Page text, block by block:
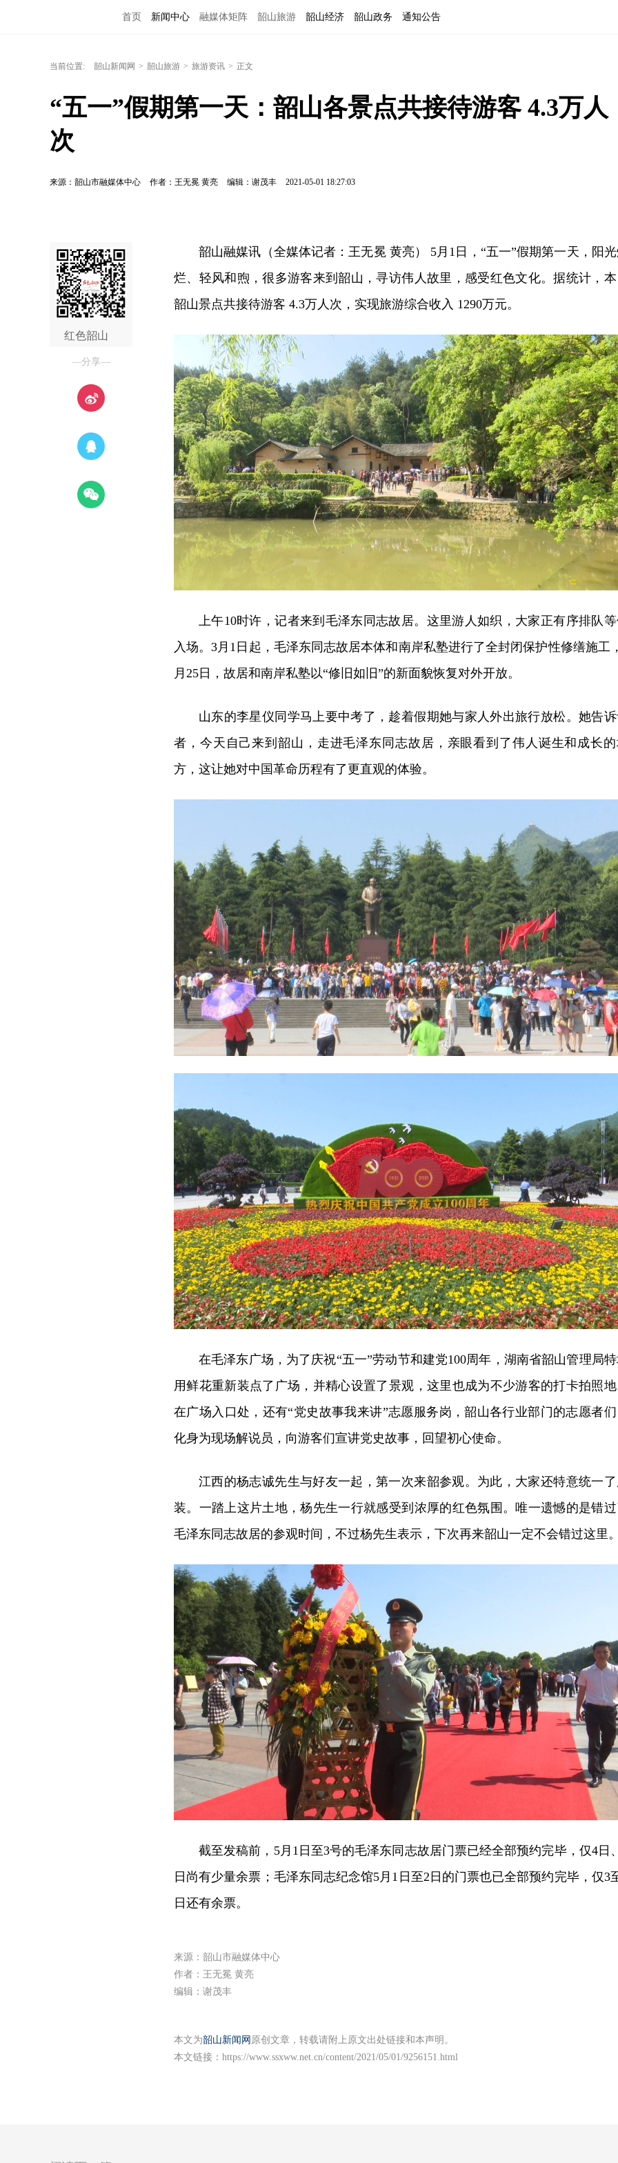
首页 新闻中心 融媒体矩阵 韶山旅游 韶山经济 韶山政务 通知公告
当前位置: 韶山新闻网 > 韶山旅游 > 旅游资讯 > 正文
“五一”假期第一天：韶山各景点共接待游客 4.3万人
次
来源：韶山市融媒体中心 作者：王无冕 黄亮 编辑：谢茂丰 2021-05-01 18:27:03
红色韶山
—分享—
韶山融媒讯（全媒体记者：王无冕 黄亮） 5月1日，“五一”假期第一天，阳
烂、轻风和煦，很多游客来到韶山，寻访伟人故里，感受红色文化。据统计，
韶山景点共接待游客 4.3万人次，实现旅游综合收入 1290万元。
上午10时许，记者来到毛泽东同志故居。这里游人如织，大家正有序排队
入场。3月1日起，毛泽东同志故居本体和南岸私塾进行了全封闭保护性修缮施工
月25日，故居和南岸私塾以“修旧如旧”的新面貌恢复对外开放。
山东的李星仪同学马上要中考了，趁着假期她与家人外出旅行放松。她告
者，今天自己来到韶山，走进毛泽东同志故居，亲眼看到了伟人诞生和成长
方，这让她对中国革命历程有了更直观的体验。
在毛泽东广场，为了庆祝“五一”劳动节和建党100周年，湖南省韶山管理局
用鲜花重新装点了广场，并精心设置了景观，这里也成为不少游客的打卡拍照
在广场入口处，还有“党史故事我来讲”志愿服务岗，韶山各行业部门的志愿者
化身为现场解说员，向游客们宣讲党史故事，回望初心使命。
江西的杨志诚先生与好友一起，第一次来韶参观。为此，大家还特意统一
装。一踏上这片土地，杨先生一行就感受到浓厚的红色氛围。唯一遗憾的是错
毛泽东同志故居的参观时间，不过杨先生表示，下次再来韶山一定不会错过这里
截至发稿前，5月1日至3号的毛泽东同志故居门票已经全部预约完毕，仅4日
日尚有少量余票；毛泽东同志纪念馆5月1日至2日的门票也已全部预约完毕，仅3
日还有余票。
来源：韶山市融媒体中心
作者：王无冕 黄亮
编辑：谢茂丰
本文为韶山新闻网 原创文章，转载请附上原文出处链接和本声明。
本文链接： https://www.ssxww.net.cn/content/2021/05/01/9256151.html